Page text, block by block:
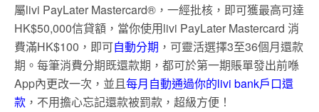
屬livi PayLater Mastercard®，一經批核，即可獲最高可達
HK$50,000信貸額，當你使用livi PayLater Mastercard 消
費滿HK$100，即可自動分期 ，可靈活選擇3至36個月還款
期。每筆消費分期既還款期，都可於第一期賬單發出前喺
App內更改一次，並且每月自動通過你的livi bank戶口還
款 ，不用擔心忘記還款被罰款，超級方便！